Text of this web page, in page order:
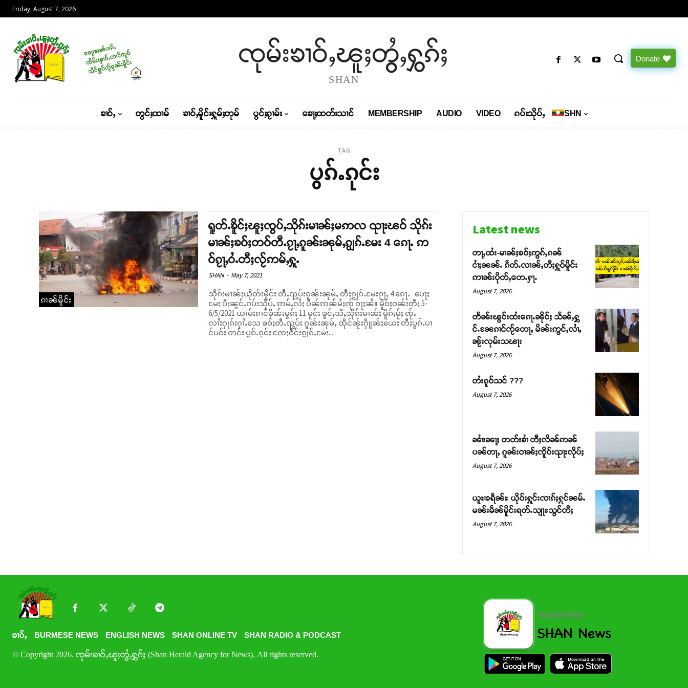
Friday, August 7, 2026
ၸုမ်းၶၢဝ်ႇၽူႈတွႆႇႁွၵ်ႈ
SHAN
Donate
ၶၢဝ်ႇ တွင်ႈထၢမ် ၶၢဝ်ႇမိူင်းႁူမ်ႈတုမ် ပွင်ႈၵႂၢမ်း ၶေႃႈထတ်းသၢင် MEMBERSHIP AUDIO VIDEO ၵပ်းသိုပ်ႇ SHN
TAG
ပွၵ်ႉၵုင်း
ၵၢၼ်မိူင်း
ရူတ်ႉၶိူင်ႈၽူႈၸွပ်ႇသိုၵ်းမၢၼ်ႈမဢလ ၺႃးၽဝ် သိုၵ်း
မၢၼ်ႈၶဝ်ႈတဝ်တီႉၵႂႃႇၵူၼ်းၼုမ်ႇၵျွၵ်ႉမႄး 4 ၵေႃႉ ဢ
ဝ်ၵႂႃႇဝႆႉတီႈလႂ်ဢမ်ႇႁူႉ
SHAN - May 7, 2021
သိုၵ်းမၢၼ်ႈယိုတ်းမိူင်း တီႉၺွပ်းၵူၼ်းၼုမ်ႇ တီႈၵျွၵ်ႉမႄးၵႂႃႇ 4 ၵေႃႉ ပေႃႈ
မႄႈ ပီႈၼွင်ႉၵပ်းသိုပ်ႇ ဢမ်ႇလႆႈ ပဵၼ်ဢၼ်မႆႈၸႂ် ဝႃႈၼႆ။ မိူဝ်ႈဝၼ်းတီႈ 5-
6/5/2021 ယၢမ်းၵၢင်ၶိုၼ်းမွၵ်ႈ 11 မူင်း ၶွင်ႇသီႇသိုၵ်းမၢၼ်ႈ မိူၵ်ႈမႂ်ႈ ၸႂ်ႉ
လၢႆးႁုၵ်းႁၢႆႉသေ ၶဝ်ႈတီႉၺွပ်း ၵူၼ်းၼုမ်ႇ ထိုင်ၼႂ်းႁိူၼ်းယေး တီႈပွၵ်ႉပၢ
င်ပဝ်း တင်း ပွၵ်ႉၵုင်း ၸႄႈဝဵင်းၵျွၵ်ႉမႄး...
Latest news
တႃႇထႆး-မၢၼ်ႈၶဝ်ႈဢွၵ်ႇၵၼ်
ငၢႆႈၼၼ်ႉ ၵဵတ်ႉလၢၼ်ႇတီႈႁူဝ်မိူင်း
ဢၢၼ်းပိုတ်ႇတေႉႁႃႉ
August 7, 2026
တႅၼ်းၽွင်းထႆးၵေႃႉၼိုင်ႈ သႅၼ်ႇႁွ
င်ႉၼႄၵၢင်ၸႂ်တေႃႇ မိၼ်းဢွင်ႇလၢႆႇ
ၼႂ်းလုမ်းသၽႃး
August 7, 2026
တႆးၵူဝ်သင် ???
August 7, 2026
ၼၢႆးၼႃႈ တတ်းၶၢႆ တီႈလိၼ်ဢၼ်
ပၼ်တႃႇ ၵူၼ်းဝၢၼ်ႈၸိူဝ်းၺႃးလိုပ်ႈ
August 7, 2026
ယူႊၶရဵၼ်ႊ ယိုဝ်းႁူင်းၸၢၵ်ႈႁုင်ၼမ်ႉ
မၼ်းမဵၼ်မိူင်းရတ်ႉသျႃႊသွင်တီႈ
August 7, 2026
ၶၢဝ်ႇ BURMESE NEWS ENGLISH NEWS SHAN ONLINE TV SHAN RADIO & PODCAST
© Copyright 2026. ၸုမ်းၶၢဝ်ႇၽူႈတွႆႇႁွၵ်ႈ (Shan Herald Agency for News). All rights reserved.